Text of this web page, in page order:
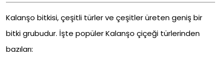
Kalanşo bitkisi, çeşitli türler ve çeşitler üreten geniş bir
bitki grubudur. İşte popüler Kalanşo çiçeği türlerinden
bazıları: